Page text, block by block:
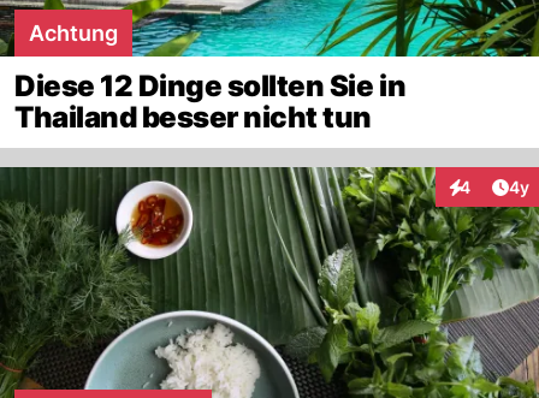
Achtung
Diese 12 Dinge sollten Sie in
Thailand besser nicht tun
4 4y